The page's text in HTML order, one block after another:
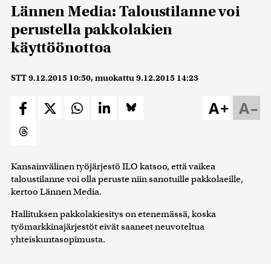
Lännen Media: Taloustilanne voi
perustella pakkolakien
käyttöönottoa
STT9.12.2015 10:50, muokattu9.12.2015 14:23
A–
A+
Kansainvälinen työjärjestö ILO katsoo, että vaikea
taloustilanne voi olla peruste niin sanotuille pakkolaeille,
kertoo Lännen Media.
Hallituksen pakkolakiesitys on etenemässä, koska
työmarkkinajärjestöt eivät saaneet neuvoteltua
yhteiskuntasopimusta.